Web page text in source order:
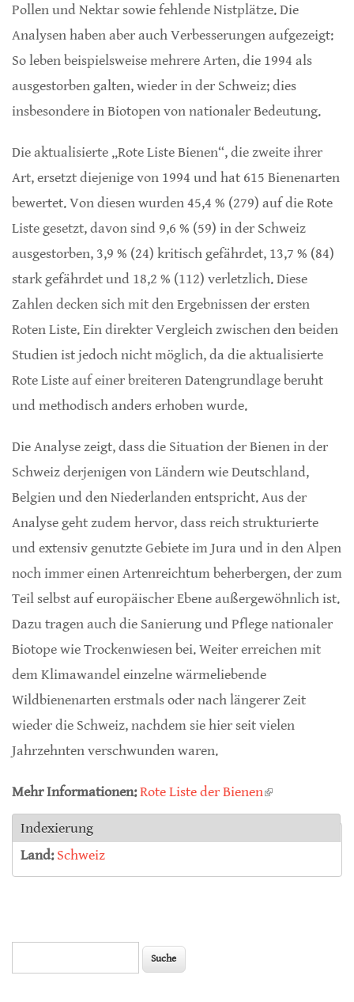
Pollen und Nektar sowie fehlende Nistplätze. Die
Analysen haben aber auch Verbesserungen aufgezeigt:
So leben beispielsweise mehrere Arten, die 1994 als
ausgestorben galten, wieder in der Schweiz; dies
insbesondere in Biotopen von nationaler Bedeutung.
Die aktualisierte „Rote Liste Bienen“, die zweite ihrer
Art, ersetzt diejenige von 1994 und hat 615 Bienenarten
bewertet. Von diesen wurden 45,4 % (279) auf die Rote
Liste gesetzt, davon sind 9,6 % (59) in der Schweiz
ausgestorben, 3,9 % (24) kritisch gefährdet, 13,7 % (84)
stark gefährdet und 18,2 % (112) verletzlich. Diese
Zahlen decken sich mit den Ergebnissen der ersten
Roten Liste. Ein direkter Vergleich zwischen den beiden
Studien ist jedoch nicht möglich, da die aktualisierte
Rote Liste auf einer breiteren Datengrundlage beruht
und methodisch anders erhoben wurde.
Die Analyse zeigt, dass die Situation der Bienen in der
Schweiz derjenigen von Ländern wie Deutschland,
Belgien und den Niederlanden entspricht. Aus der
Analyse geht zudem hervor, dass reich strukturierte
und extensiv genutzte Gebiete im Jura und in den Alpen
noch immer einen Artenreichtum beherbergen, der zum
Teil selbst auf europäischer Ebene außergewöhnlich ist.
Dazu tragen auch die Sanierung und Pflege nationaler
Biotope wie Trockenwiesen bei. Weiter erreichen mit
dem Klimawandel einzelne wärmeliebende
Wildbienenarten erstmals oder nach längerer Zeit
wieder die Schweiz, nachdem sie hier seit vielen
Jahrzehnten verschwunden waren.
Mehr Informationen:Rote Liste der Bienen(link is
external)
Indexierung
Land:Schweiz